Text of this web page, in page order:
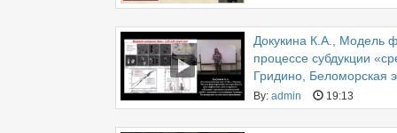
Докукина К.А., Модель
процессе субдукции
Гридино, Беломорская
By: admin 19:13